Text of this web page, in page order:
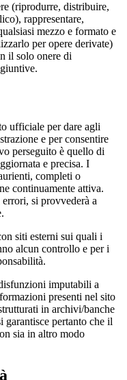
(riprodurre, distribuire,
rappresentare,
mezzo e formato e
per opere derivate)
il solo onere di
ufficiale per dare agli
e per consentire
perseguito è quello di
e precisa. I
completi o
continuamente attiva.
si provvederà a
siti esterni sui quali i
alcun controllo e per i
imputabili a
presenti nel sito
in archivi/banche
pertanto che il
sia in altro modo